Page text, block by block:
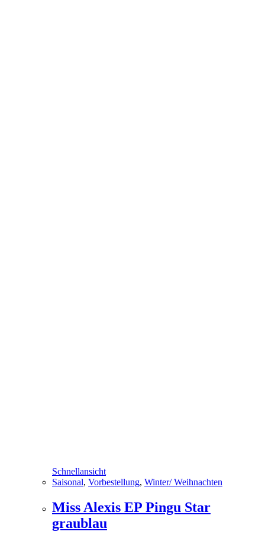
Schnellansicht
Saisonal, Vorbestellung, Winter/ Weihnachten
Miss Alexis EP Pingu Star
graublau